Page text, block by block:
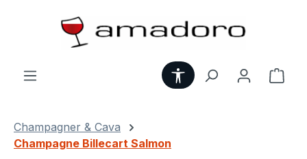
Zum Hauptinhalt springen
Werkzeugleiste
Champagner & Cava
Champagne Billecart Salmon